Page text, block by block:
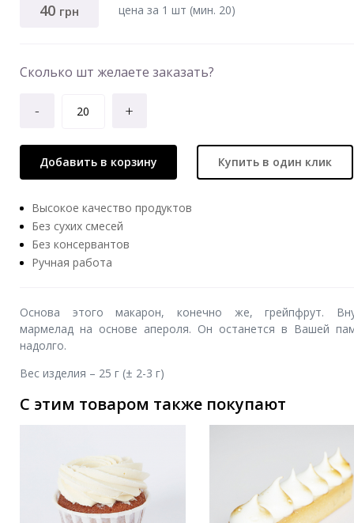
40 грн цена за 1 шт (мин. 20)
Сколько шт желаете заказать?
- +
Добавить в корзину Купить в один клик
Высокое качество продуктов
Без сухих смесей
Без консервантов
Ручная работа
Основа этого макарон, конечно же, грейпфрут.
мармелад на основе апероля. Он останется в Вашей
надолго.
Вес изделия – 25 г (± 2-3 г)
С этим товаром также покупают